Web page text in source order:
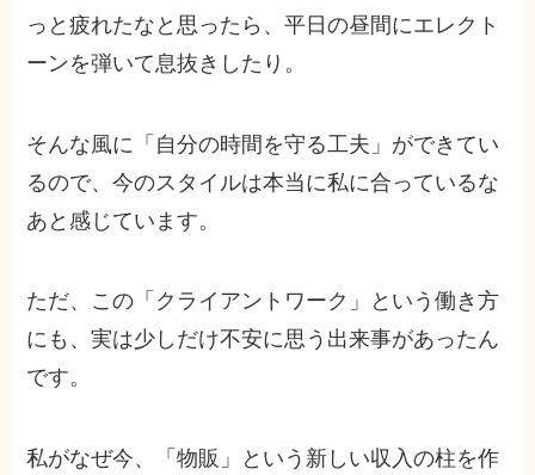
っと疲れたなと思ったら、平日の昼間にエレクト
ーンを弾いて息抜きしたり。
そんな風に「自分の時間を守る工夫」ができてい
るので、今のスタイルは本当に私に合っているな
あと感じています。
ただ、この「クライアントワーク」という働き方
にも、実は少しだけ不安に思う出来事があったん
です。
私がなぜ今、「物販」という新しい収入の柱を作